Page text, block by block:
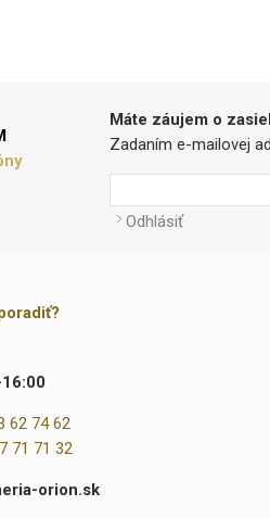
Máte záujem o
Zadaním e-mailovej
Odhlásiť
62 74 62
71 71 32
orion.sk